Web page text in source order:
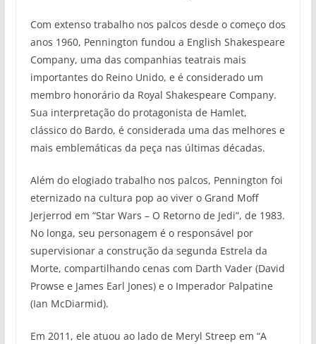
Com extenso trabalho nos palcos desde o começo dos
anos 1960, Pennington fundou a English Shakespeare
Company, uma das companhias teatrais mais
importantes do Reino Unido, e é considerado um
membro honorário da Royal Shakespeare Company.
Sua interpretação do protagonista de Hamlet,
clássico do Bardo, é considerada uma das melhores e
mais emblemáticas da peça nas últimas décadas.
Além do elogiado trabalho nos palcos, Pennington foi
eternizado na cultura pop ao viver o Grand Moff
Jerjerrod em “Star Wars – O Retorno de Jedi”, de 1983.
No longa, seu personagem é o responsável por
supervisionar a construção da segunda Estrela da
Morte, compartilhando cenas com Darth Vader (David
Prowse e James Earl Jones) e o Imperador Palpatine
(Ian McDiarmid).
Em 2011, ele atuou ao lado de Meryl Streep em “A